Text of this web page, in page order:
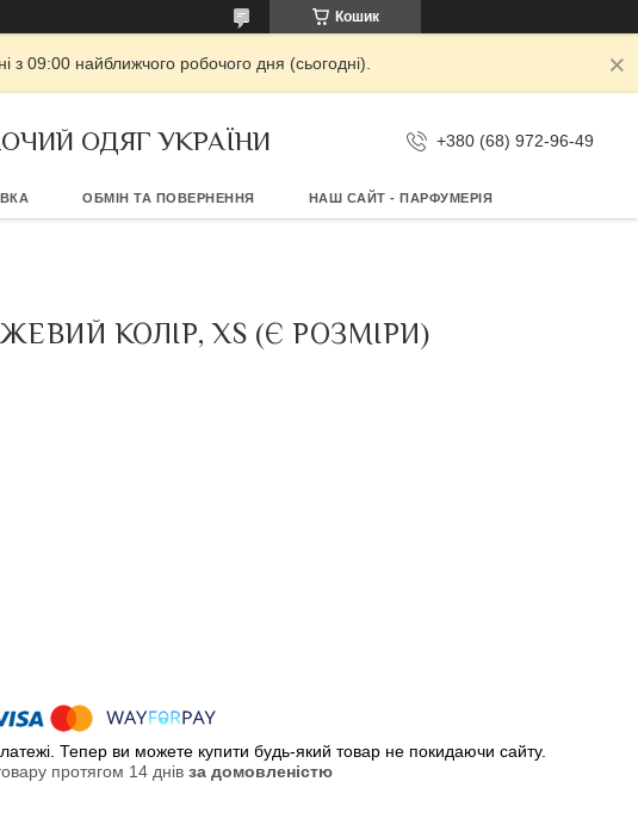
Кошик
09:00 найближчого робочого дня (сьогодні).
ОДЯГ УКРАЇНИ +380 (68) 972-96-49
ОБМІН ТА ПОВЕРНЕННЯ НАШ САЙТ - ПАРФУМЕРІЯ
КОЛІР, XS (Є РОЗМІРИ)
Тепер ви можете купити будь-який товар не покидаючи сайту.
протягом 14 днів за домовленістю